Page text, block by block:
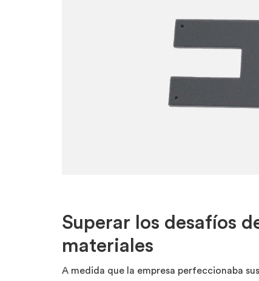
Superar los desafíos
materiales
A medida que la empresa perfeccionaba